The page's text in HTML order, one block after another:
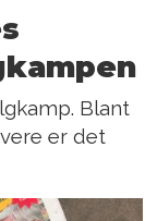
Blant
er det